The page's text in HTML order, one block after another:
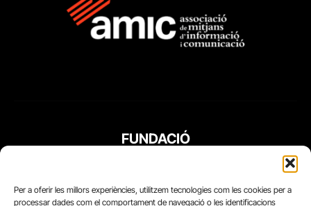
Per a oferir les millors experiències, utilitzem tecnologies com les cookies per a
processar dades com el comportament de navegació o les identificacions
FUNDACIÓ